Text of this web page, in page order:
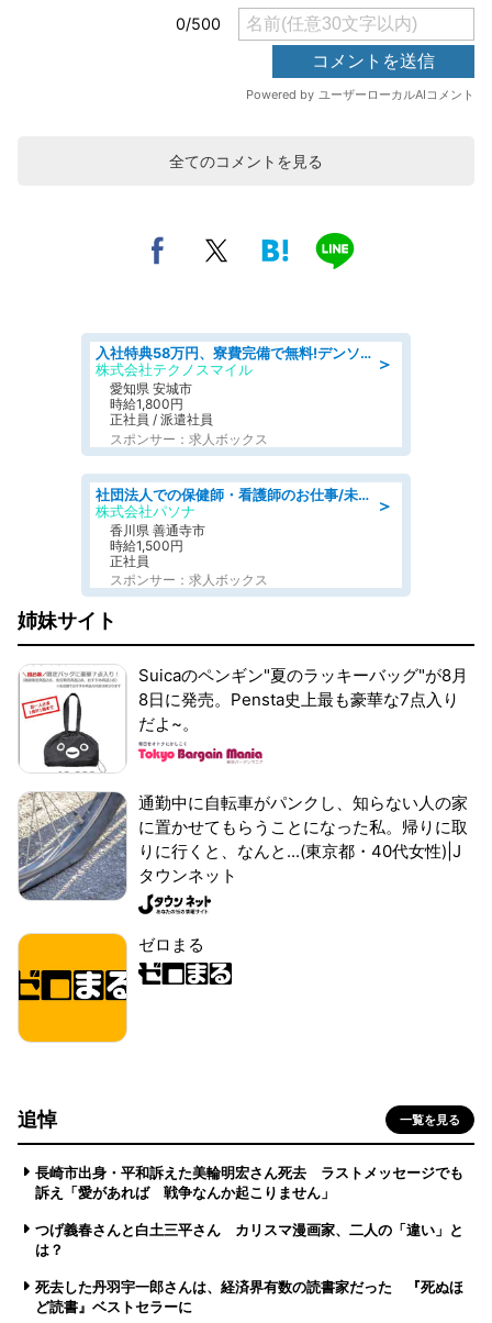
全てのコメントを見る
＞
入社特典58万円、寮費完備で無料!デンソーで働こう!自動車工場で小型部品の検査業務 denso aichi
株式会社テクノスマイル
愛知県 安城市
時給1,800円
正社員 / 派遣社員
スポンサー：求人ボックス
＞
社団法人での保健師・看護師のお仕事/未経験OK/要資格:普通免許、保健師、正看護師
株式会社パソナ
香川県 善通寺市
時給1,500円
正社員
スポンサー：求人ボックス
姉妹サイト
Suicaのペンギン"夏のラッキーバッグ"が8月
8日に発売。Pensta史上最も豪華な7点入り
だよ~。
通勤中に自転車がパンクし、知らない人の家
に置かせてもらうことになった私。帰りに取
りに行くと、なんと...(東京都・40代女性)|J
タウンネット
ゼロまる
追悼 一覧を見る
長崎市出身・平和訴えた美輪明宏さん死去 ラストメッセージでも
訴え「愛があれば 戦争なんか起こりません」
つげ義春さんと白土三平さん カリスマ漫画家、二人の「違い」と
は？
死去した丹羽宇一郎さんは、経済界有数の読書家だった 『死ぬほ
ど読書』ベストセラーに